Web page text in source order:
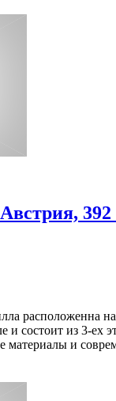
392
расположенна
и состоит из 3-ех
материалы и